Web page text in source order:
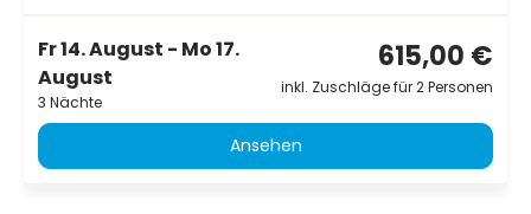
Fr 14. August - Mo 17.
August
3 Nächte
615,00 €
inkl. Zuschläge für 2 Personen
Ansehen